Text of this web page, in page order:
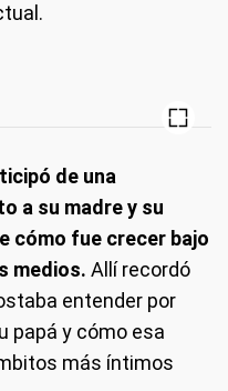
de una
a su madre y su
cómo fue crecer bajo
medios. Allí recordó
entender por
papá y cómo esa
más íntimos